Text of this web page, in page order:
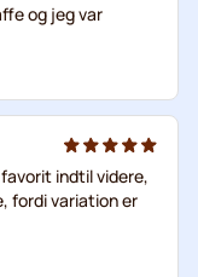
og jeg var
indtil videre,
fordi variation er